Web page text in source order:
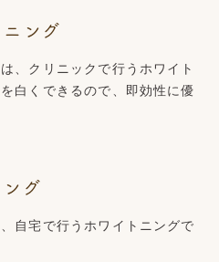
ング
、クリニックで行うホワイト
白くできるので、即効性に優
グ
自宅で行うホワイトニングで